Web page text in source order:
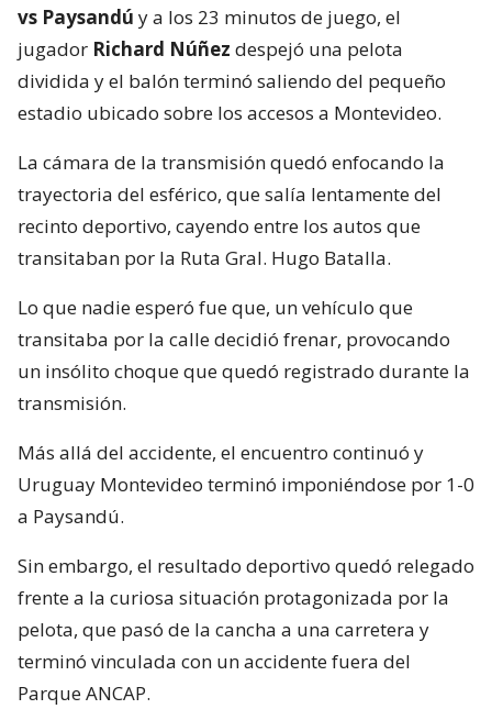
vs Paysandú y a los 23 minutos de juego, el
jugador Richard Núñez despejó una pelota
dividida y el balón terminó saliendo del pequeño
estadio ubicado sobre los accesos a Montevideo.
La cámara de la transmisión quedó enfocando la
trayectoria del esférico, que salía lentamente del
recinto deportivo, cayendo entre los autos que
transitaban por la Ruta Gral. Hugo Batalla.
Lo que nadie esperó fue que, un vehículo que
transitaba por la calle decidió frenar, provocando
un insólito choque que quedó registrado durante la
transmisión.
Más allá del accidente, el encuentro continuó y
Uruguay Montevideo terminó imponiéndose por 1-0
a Paysandú.
Sin embargo, el resultado deportivo quedó relegado
frente a la curiosa situación protagonizada por la
pelota, que pasó de la cancha a una carretera y
terminó vinculada con un accidente fuera del
Parque ANCAP.